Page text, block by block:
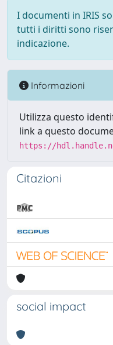
I documenti in IRIS
tutti i diritti sono
indicazione.
Informazioni
Utilizza questo
link a questo
https://
Citazioni
social impact